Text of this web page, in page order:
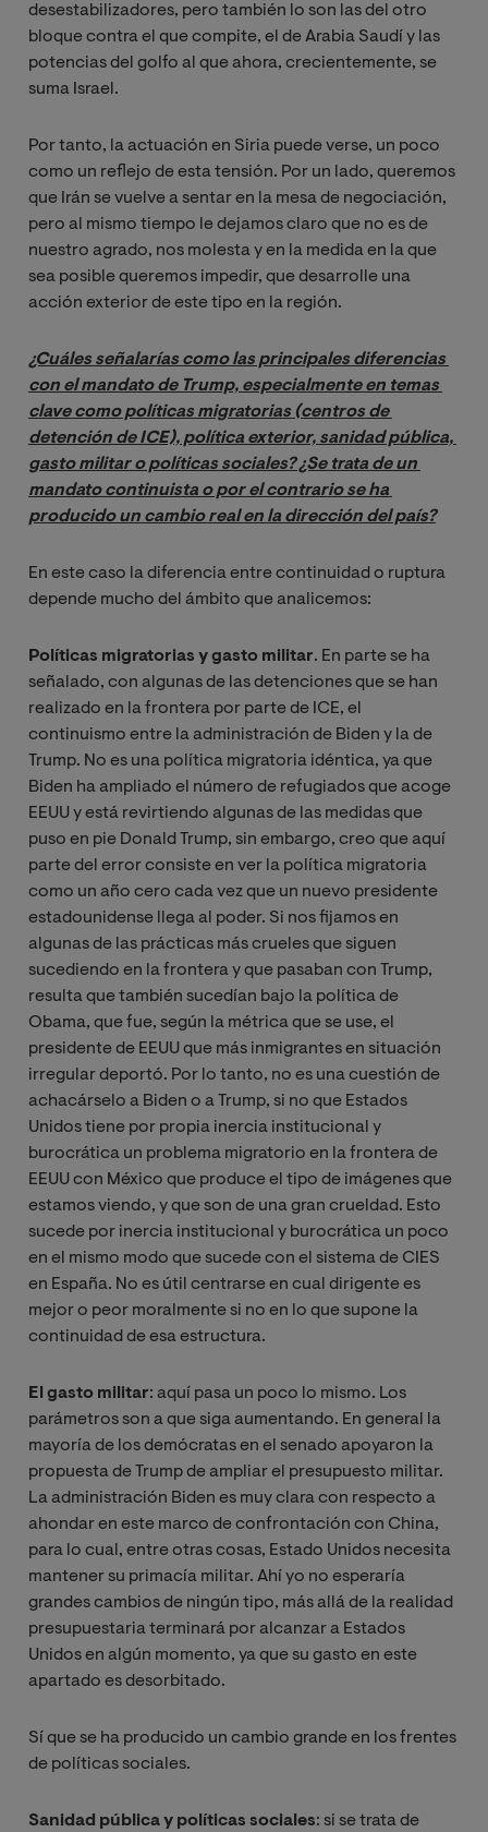
desestabilizadores, pero también lo son las del otro
bloque contra el que compite, el de Arabia Saudí y las
potencias del golfo al que ahora, crecientemente, se
suma Israel.
Por tanto, la actuación en Siria puede verse, un poco
como un reflejo de esta tensión. Por un lado, queremos
que Irán se vuelve a sentar en la mesa de negociación,
pero al mismo tiempo le dejamos claro que no es de
nuestro agrado, nos molesta y en la medida en la que
sea posible queremos impedir, que desarrolle una
acción exterior de este tipo en la región.
¿Cuáles señalarías como las principales diferencias
con el mandato de Trump, especialmente en temas
clave como políticas migratorias (centros de
detención de ICE), política exterior, sanidad pública,
gasto militar o políticas sociales? ¿Se trata de un
mandato continuista o por el contrario se ha
producido un cambio real en la dirección del país?
En este caso la diferencia entre continuidad o ruptura
depende mucho del ámbito que analicemos:
Políticas migratorias y gasto militar. En parte se ha
señalado, con algunas de las detenciones que se han
realizado en la frontera por parte de ICE, el
continuismo entre la administración de Biden y la de
Trump. No es una política migratoria idéntica, ya que
Biden ha ampliado el número de refugiados que acoge
EEUU y está revirtiendo algunas de las medidas que
puso en pie Donald Trump, sin embargo, creo que aquí
parte del error consiste en ver la política migratoria
como un año cero cada vez que un nuevo presidente
estadounidense llega al poder. Si nos fijamos en
algunas de las prácticas más crueles que siguen
sucediendo en la frontera y que pasaban con Trump,
resulta que también sucedían bajo la política de
Obama, que fue, según la métrica que se use, el
presidente de EEUU que más inmigrantes en situación
irregular deportó. Por lo tanto, no es una cuestión de
achacárselo a Biden o a Trump, si no que Estados
Unidos tiene por propia inercia institucional y
burocrática un problema migratorio en la frontera de
EEUU con México que produce el tipo de imágenes que
estamos viendo, y que son de una gran crueldad. Esto
sucede por inercia institucional y burocrática un poco
en el mismo modo que sucede con el sistema de CIES
en España. No es útil centrarse en cual dirigente es
mejor o peor moralmente si no en lo que supone la
continuidad de esa estructura.
El gasto militar: aquí pasa un poco lo mismo. Los
parámetros son a que siga aumentando. En general la
mayoría de los demócratas en el senado apoyaron la
propuesta de Trump de ampliar el presupuesto militar.
La administración Biden es muy clara con respecto a
ahondar en este marco de confrontación con China,
para lo cual, entre otras cosas, Estado Unidos necesita
mantener su primacía militar. Ahí yo no esperaría
grandes cambios de ningún tipo, más allá de la realidad
presupuestaria terminará por alcanzar a Estados
Unidos en algún momento, ya que su gasto en este
apartado es desorbitado.
Sí que se ha producido un cambio grande en los frentes
de políticas sociales.
Sanidad pública y políticas sociales: si se trata de